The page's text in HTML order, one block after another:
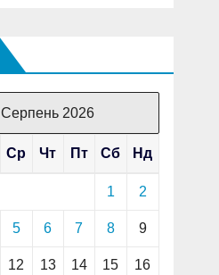
Серпень 2026
Ср Чт Пт Сб Нд
1 2
5 6 7 8 9
12 13 14 15 16